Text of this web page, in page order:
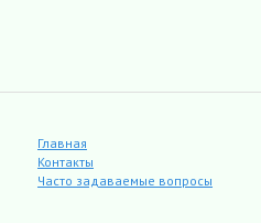
Главная
Контакты
Часто задаваемые вопросы